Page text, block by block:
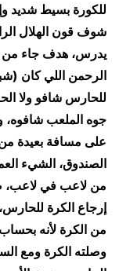
للكورة بسيط شديد
شوف قون الهلال
يدرس، هدف جاء من
الرحمن اللي كان
للحارس شافو ولا
جوه الملعب شافوه،
على مسافة بعيدة
الصندوق، الشيء
من لاعب في لاعب،
إرجاع الكرة
من الكرة لأنه
وصلته الكرة ومع